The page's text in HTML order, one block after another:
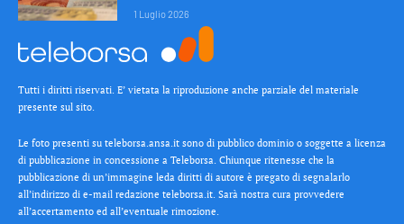
1 Luglio 2026
Tutti i diritti riservati. E’ vietata la riproduzione anche parziale del materiale
presente sul sito.
Le foto presenti su teleborsa.ansa.it sono di pubblico dominio o soggette a licenza
di pubblicazione in concessione a Teleborsa. Chiunque ritenesse che la
pubblicazione di un’immagine leda diritti di autore è pregato di segnalarlo
all’indirizzo di e-mail redazione teleborsa.it. Sarà nostra cura provvedere
all’accertamento ed all’eventuale rimozione.